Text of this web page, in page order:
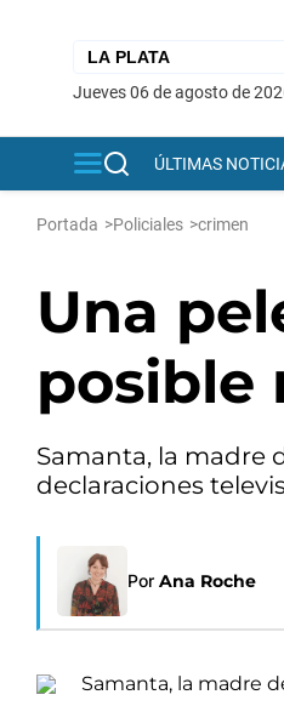
jueves 06 de agosto de
ÚLTIMAS
Portada >Policiales >crimen
Una
posible
Samanta, la madre
declaraciones
Por Ana Roche